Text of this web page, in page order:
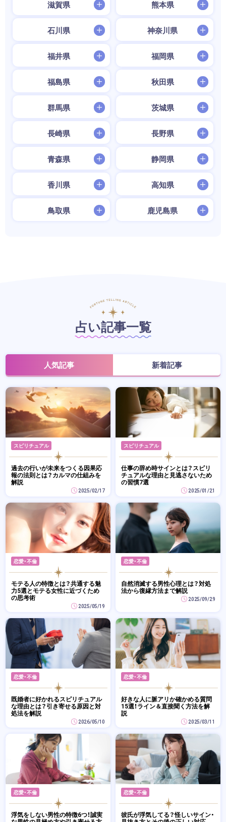
滋賀県 熊本県
石川県 神奈川県
福井県 福岡県
福島県 秋田県
群馬県 茨城県
長崎県 長野県
青森県 静岡県
香川県 高知県
鳥取県 鹿児島県
占い記事一覧
人気記事 新着記事
スピリチュアル
過去の行いが未来をつくる因果応
報の法則とは？カルマの仕組みを
解説
2025/02/17
スピリチュアル
仕事の辞め時サインとは？スピリ
チュアルな理由と見逃さないため
の習慣7選
2025/01/21
恋愛・不倫
モテる人の特徴とは？共通する魅
力5選とモテる女性に近づくため
の思考術
2025/05/19
恋愛・不倫
自然消滅する男性心理とは？対処
法から復縁方法まで解説
2025/09/29
恋愛・不倫
既婚者に好かれるスピリチュアル
な理由とは？引き寄せる原因と対
処法を解説
2026/05/10
恋愛・不倫
好きな人に脈アリか確かめる質問
15選！ライン＆直接聞く方法を解
説
2025/03/11
恋愛・不倫
浮気をしない男性の特徴6つ！誠実
恋愛・不倫
彼氏が浮気してる？怪しいサイン・